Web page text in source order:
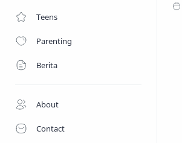
Teens
Parenting
Berita
About
Contact